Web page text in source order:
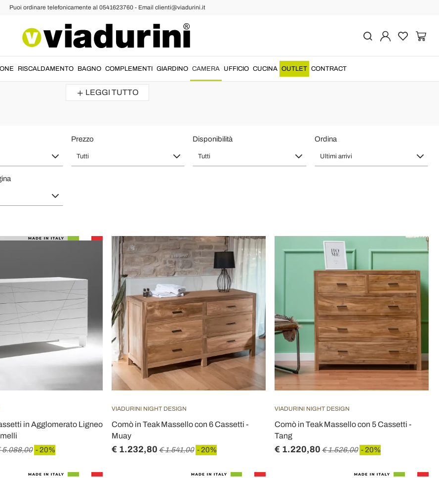
Puoi ordinare telefonicamente al 0541623760 - Email clienti@viadurini.it
RISCALDAMENTO BAGNO COMPLEMENTI GIARDINO CAMERA UFFICIO CUCINA OUTLET CONTRACT
con Design Moderno e Vintage la Camera da Letto
'ingressoalsalotto
alta qualità lusso di prodotti pensati per riporre i propri beni in contenitori salvaspazio
LEGGI TUTTO
Prezzo
Tutti
Disponibilità
Tutti
Ordina
Ultimi arrivi
in Agglomerato Ligneo
5.088,00 - 20%
VIADURINI NIGHT DESIGN
Comò in Teak Massello con 6 Cassetti -
Muay
€ 1.232,80 € 1.541,00 - 20%
VIADURINI NIGHT DESIGN
Comò in Teak Massello con 5 Cassetti -
Tang
€ 1.220,80 € 1.526,00 - 20%